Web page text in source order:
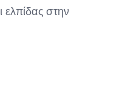
ελπίδας στην